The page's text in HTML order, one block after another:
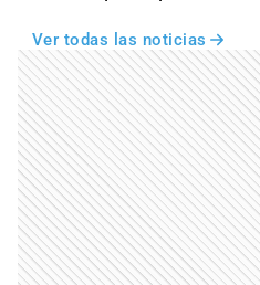
Ver todas las noticias